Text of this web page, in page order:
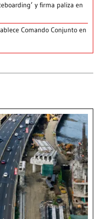
y firma paliza en
Comando Conjunto en